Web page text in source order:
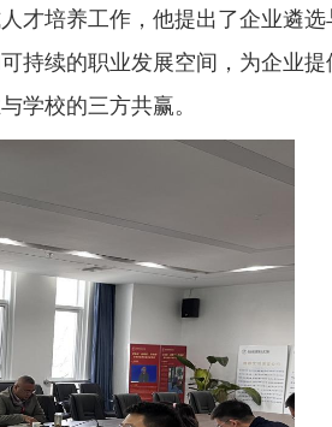
才培养工作，他提出了企业遴
持续的职业发展空间，为企业
学校的三方共赢。